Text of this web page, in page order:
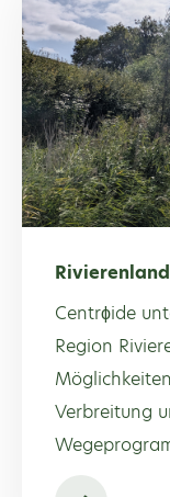
Centrϕide
Region
Verbreitung